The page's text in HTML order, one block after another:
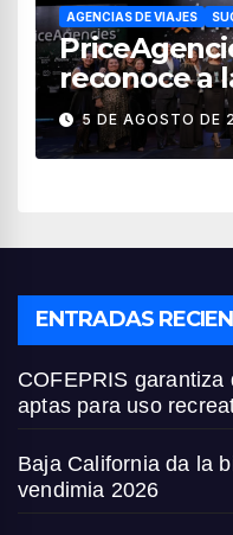
AGENCIAS DE VIAJES
reconoce a
impulsan el
turismo en
5 DE AGOSTO DE
ENTRADAS
COFEPRIS
aptas para uso
Baja California da la
vendimia 2026